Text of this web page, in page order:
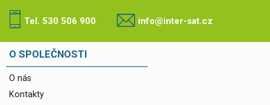
Tel. 530 506 900 info@inter-sat.cz
O SPOLEČNOSTI
O nás
Kontakty